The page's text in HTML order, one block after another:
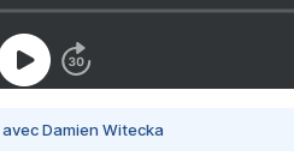
Damien Witecka